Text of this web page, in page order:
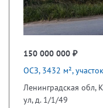
150 000 000 ₽
ОСЗ, 3432 м²,
Ленинградская обл,
ул, д. 1/1/49